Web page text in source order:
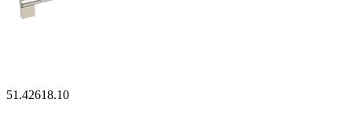
51.42618.10